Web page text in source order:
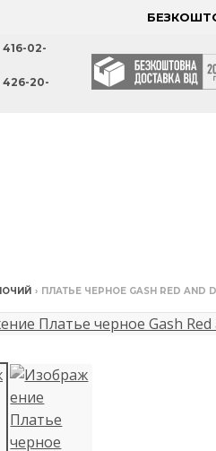
416-02-
426-20-
› ПЛАТЬЕ ЧЕРНОЕ GASH RED AND